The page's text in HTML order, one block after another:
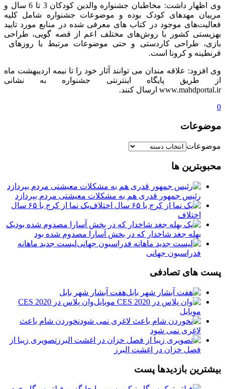
وی اظهار داشت: مخاطبان جشنواره والدین کودکان 3 تا 6 سال و
مربیان مهدهای کودک بوده و موضوعات جشنواره شامل کلیه
فعالیت‌های موجود در کتاب های معرفی شده در منابع مورد تایید
بهزیستی کشور با روش‌های مختلف اعم از قصه گویی، طراحی
بازی، طراحی کاردستی و حتی موضوعات مرتبط با روزهای
قرنطینه و کرونا است.
وی افزود: علاقه مندان می توانند آثار خود را تا نیمه اردیبهشت ماه
از طریق پایگاه اینترنتی جشنواره به نشانی
www.mahdportal.ir ارسال کنند.
0
موضوعات
موضوعات
محبوبترین ها
رئیس جمهور قدری هم به مشکلات معیشتی مردم بپردازد
یک نما از کرج با ۶۵ سال
اختلاف
یک
بهله جغد شاخدار که در بخش آسارا مصدوم شده بود
لیست جدید ماهانه
فدراسیون جهانی
پست های تصادفی
هفت آبشار شهر بابل
وان پلاس در CES 2020
موبایل
نخوردن شام باعث
لاغری نمی ‌شود
تصویری زیبا از
فصل خزان در اغشت البرز
بیشترین بازدیدها پست